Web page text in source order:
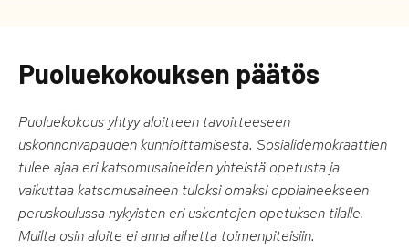
Puoluekokouksen päätös
Puoluekokous yhtyy aloitteen tavoitteeseen
uskonnonvapauden kunnioittamisesta. Sosialidemokraattien
tulee ajaa eri katsomusaineiden yhteistä opetusta ja
vaikuttaa katsomusaineen tuloksi omaksi oppiaineekseen
peruskoulussa nykyisten eri uskontojen opetuksen tilalle.
Muilta osin aloite ei anna aihetta toimenpiteisiin.